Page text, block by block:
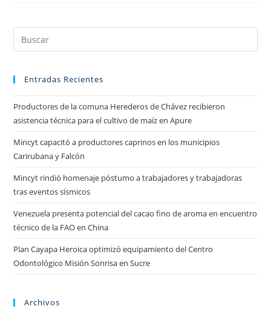
Entradas Recientes
Productores de la comuna Herederos de Chávez recibieron
asistencia técnica para el cultivo de maíz en Apure
Mincyt capacitó a productores caprinos en los municipios
Carirubana y Falcón
Mincyt rindió homenaje póstumo a trabajadores y trabajadoras
tras eventos sísmicos
Venezuela presenta potencial del cacao fino de aroma en encuentro
técnico de la FAO en China
Plan Cayapa Heroica optimizó equipamiento del Centro
Odontológico Misión Sonrisa en Sucre
Archivos